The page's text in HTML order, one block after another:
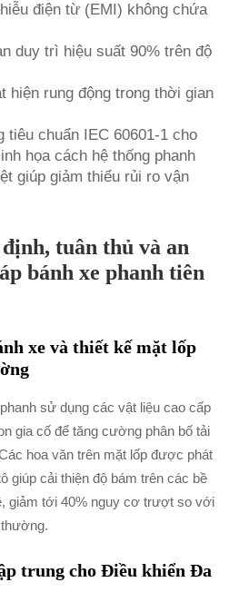
điện từ (EMI) không chứa
duy trì hiệu suất 90% trên độ
hiện rung động trong thời gian
tiêu chuẩn IEC 60601-1 cho
họa cách hệ thống phanh
giúp giảm thiểu rủi ro vận
tuân thủ và an
bánh xe phanh tiên
xe và thiết kế mặt lốp
sử dụng các vật liệu cao cấp
gia cố để tăng cường phân bố tải
hoa văn trên mặt lốp được phát
giúp cải thiện độ bám trên các bề
giảm tới 40% nguy cơ trượt so với
trung cho Điều khiển Đa